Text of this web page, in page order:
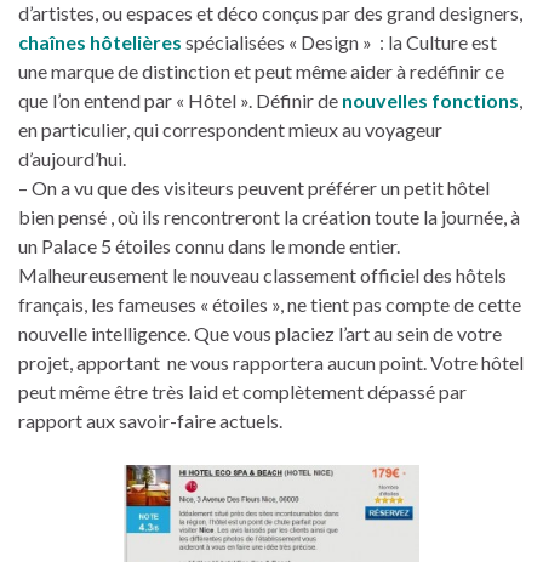
d’artistes, ou espaces et déco conçus par des grand designers,
chaînes hôtelières spécialisées « Design » : la Culture est
une marque de distinction et peut même aider à redéfinir ce
que l’on entend par « Hôtel ». Définir de nouvelles fonctions,
en particulier, qui correspondent mieux au voyageur
d’aujourd’hui.
– On a vu que des visiteurs peuvent préférer un petit hôtel
bien pensé , où ils rencontreront la création toute la journée, à
un Palace 5 étoiles connu dans le monde entier.
Malheureusement le nouveau classement officiel des hôtels
français, les fameuses « étoiles », ne tient pas compte de cette
nouvelle intelligence. Que vous placiez l’art au sein de votre
projet, apportant ne vous rapportera aucun point. Votre hôtel
peut même être très laid et complètement dépassé par
rapport aux savoir-faire actuels.